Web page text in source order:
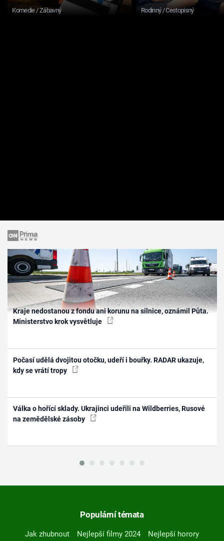
Komedie / Zábavný Rodinný / Cestopisný
Kraje nedostanou z fondu ani korunu na silnice, oznámil Půta.
Ministerstvo krok vysvětluje
Počasí udělá dvojitou otočku, udeří i bouřky. RADAR ukazuje,
kdy se vrátí tropy
Válka o hořící sklady. Ukrajinci udeřili na Wildberries, Rusové
na zemědělské zásoby
Populární témata
Jak zhubnout Nejlepší filmy 2024
Nejlepší horory